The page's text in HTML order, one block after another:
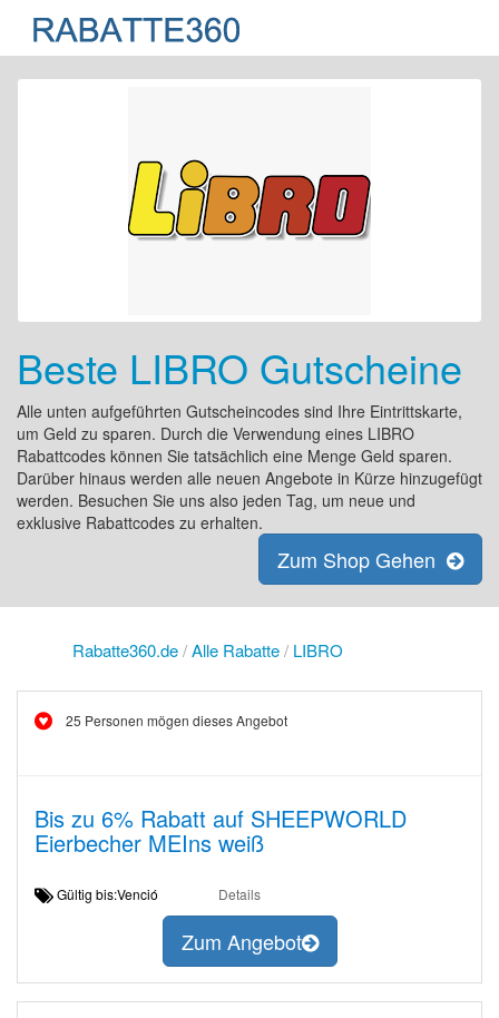
Beste LIBRO Gutscheine
Alle unten aufgeführten Gutscheincodes sind Ihre Eintrittskarte,
um Geld zu sparen. Durch die Verwendung eines LIBRO
Rabattcodes können Sie tatsächlich eine Menge Geld sparen.
Darüber hinaus werden alle neuen Angebote in Kürze hinzugefügt
werden. Besuchen Sie uns also jeden Tag, um neue und
exklusive Rabattcodes zu erhalten.
Zum Shop Gehen
Rabatte360.de/Alle Rabatte/ LIBRO
25 Personen mögen dieses Angebot
Bis zu 6% Rabatt auf SHEEPWORLD
Eierbecher MEIns weiß
Gültig bis:Venció Details
Zum Angebot